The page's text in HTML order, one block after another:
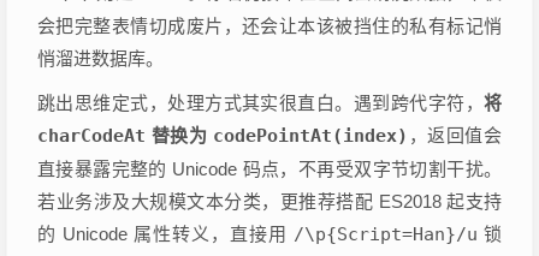
会把完整表情切成废片，还会让本该被挡住的私有标记悄
悄溜进数据库。
跳出思维定式，处理方式其实很直白。遇到跨代字符， 将
charCodeAt 替换为 codePointAt(index) ，返回值会
直接暴露完整的 Unicode 码点，不再受双字节切割干扰。
若业务涉及大规模文本分类，更推荐搭配 ES2018 起支持
的 Unicode 属性转义，直接用 /\p{Script=Han}/u 锁